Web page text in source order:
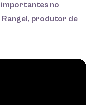
importantes no
Rangel, produtor de